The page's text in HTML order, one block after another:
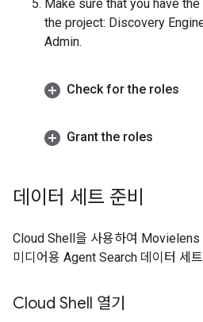
Make sure that you have
the project: Discovery
Admin.
Check for the roles
Grant the roles
데이터 세트 준비
Cloud Shell을 사용하여 Movielens
미디어용 Agent Search 데이터 세
Cloud Shell 열기